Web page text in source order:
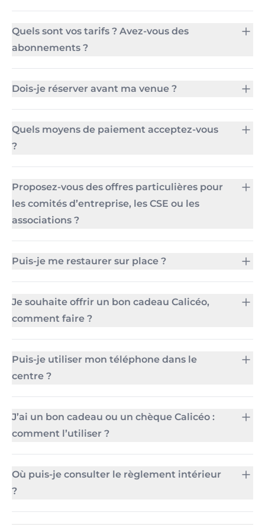
Quels sont vos tarifs ? Avez-vous des
abonnements ?
Dois-je réserver avant ma venue ?
Quels moyens de paiement acceptez-vous
?
Proposez-vous des offres particulières pour
les comités d’entreprise, les CSE ou les
associations ?
Puis-je me restaurer sur place ?
Je souhaite offrir un bon cadeau Calicéo,
comment faire ?
Puis-je utiliser mon téléphone dans le
centre ?
J’ai un bon cadeau ou un chèque Calicéo :
comment l’utiliser ?
Où puis-je consulter le règlement intérieur
?